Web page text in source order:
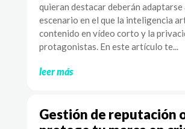
quieran destacar deberán adaptarse
escenario en el que la inteligencia
contenido en vídeo corto y la
protagonistas. En este artículo te...
leer más
Gestión de reputación